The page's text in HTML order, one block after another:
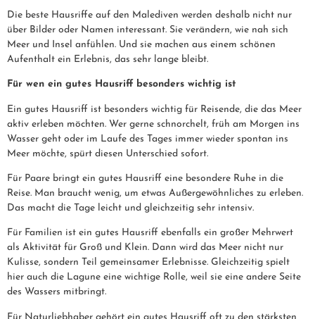
Die beste Hausriffe auf den Malediven werden deshalb nicht nur
über Bilder oder Namen interessant. Sie verändern, wie nah sich
Meer und Insel anfühlen. Und sie machen aus einem schönen
Aufenthalt ein Erlebnis, das sehr lange bleibt.
Für wen ein gutes Hausriff besonders wichtig ist
Ein gutes Hausriff ist besonders wichtig für Reisende, die das Meer
aktiv erleben möchten. Wer gerne schnorchelt, früh am Morgen ins
Wasser geht oder im Laufe des Tages immer wieder spontan ins
Meer möchte, spürt diesen Unterschied sofort.
Für Paare bringt ein gutes Hausriff eine besondere Ruhe in die
Reise. Man braucht wenig, um etwas Außergewöhnliches zu erleben.
Das macht die Tage leicht und gleichzeitig sehr intensiv.
Für Familien ist ein gutes Hausriff ebenfalls ein großer Mehrwert
als Aktivität für Groß und Klein. Dann wird das Meer nicht nur
Kulisse, sondern Teil gemeinsamer Erlebnisse. Gleichzeitig spielt
hier auch die Lagune eine wichtige Rolle, weil sie eine andere Seite
des Wassers mitbringt.